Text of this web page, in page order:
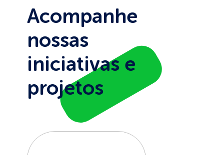
Acompanhe
nossas
iniciativas e
projetos